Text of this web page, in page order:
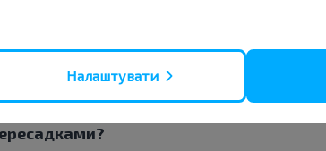
р-н ГРОДНЕНСКАЯ ОБЛ.-
Налаштувати